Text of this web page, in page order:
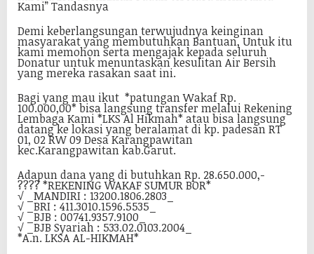
Kami” Tandasnya
Demi keberlangsungan terwujudnya keinginan
masyarakat yang membutuhkan Bantuan, Untuk itu
kami memohon serta mengajak kepada seluruh
Donatur untuk menuntaskan kesulitan Air Bersih
yang mereka rasakan saat ini.
Bagi yang mau ikut *patungan Wakaf Rp.
100.000,00* bisa langsung transfer melalui Rekening
Lembaga Kami *LKS Al Hikmah* atau bisa langsung
datang ke lokasi yang beralamat di kp. padesan RT
01, 02 RW 09 Desa Karangpawitan
kec.Karangpawitan kab.Garut.
Adapun dana yang di butuhkan Rp. 28.650.000,-
???? *REKENING WAKAF SUMUR BOR*
√ _MANDIRI : 13200.1806.2803_
√ _BRI : 411.3010.1596.5535_
√ _BJB : 00741.9357.9100_
√ _BJB Syariah : 533.02.0103.2004_
*A.n. LKSA AL-HIKMAH*